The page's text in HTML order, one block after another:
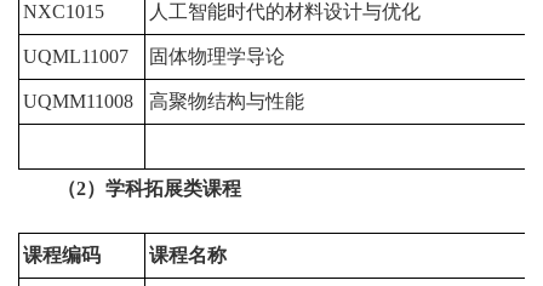
NXC1015 人工智能时代的材料设计与优化
UQML11007 固体物理学导论
UQMM11008 高聚物结构与性能
（2）学科拓展类课程
课程编码 课程名称